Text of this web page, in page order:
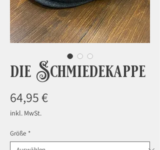
die Schmiedekappe
64,95 €Preis
inkl. MwSt.
Größe *